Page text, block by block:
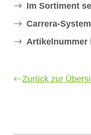
Im Sortiment
Carrera-System
Artikelnummer
Zurück zur